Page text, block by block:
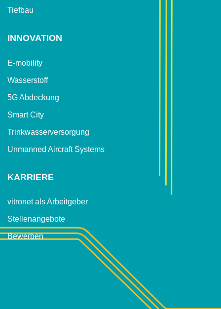
Tiefbau
INNOVATION
E-mobility
Wasserstoff
5G Abdeckung
Smart City
Trinkwasser­versorgung
Unmanned Aircraft Systems
KARRIERE
vitronet als Arbeitgeber
Stellenangebote(Standort)
Bewerben